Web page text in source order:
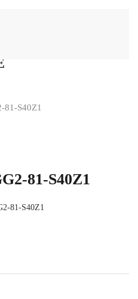
81-S40Z1
81-S40Z1
81-S40Z1